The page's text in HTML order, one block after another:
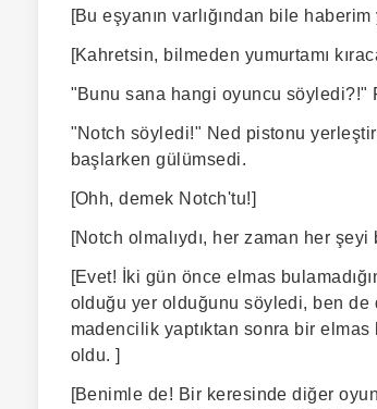
[Bu eşyanın varlığından bile haberim
[Kahretsin, bilmeden yumurtamı
"Bunu sana hangi oyuncu söyledi?!"
"Notch söyledi!" Ned pistonu
başlarken gülümsedi.
[Ohh, demek Notch'tu!]
[Notch olmalıydı, her zaman her
[Evet! İki gün önce elmas
olduğu yer olduğunu söyledi, ben de
madencilik yaptıktan sonra bir
oldu. ]
[Benimle de! Bir keresinde diğer